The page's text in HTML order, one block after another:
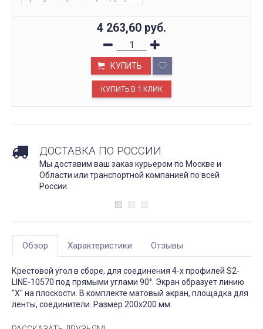
4 263,60 руб.
КУПИТЬ
ДОСТАВКА ПО РОССИИ
Мы доставим ваш заказ курьером по Москве и
Области или транспортной компанией по всей
России.
Обзор Характеристики Отзывы
Крестовой угол в сборе, для соединения 4-х профилей S2-
LINE-10570 под прямыми углами 90°. Экран образует линию
"Х" на плоскости. В комплекте матовый экран, площадка для
ленты, соединители. Размер 200х200 мм.